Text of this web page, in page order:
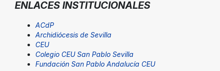
ENLACES INSTITUCIONALES
ACdP
Archidiócesis de Sevilla
CEU
Colegio CEU San Pablo Sevilla
Fundación San Pablo Andalucía CEU